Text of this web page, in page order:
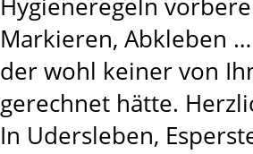
Markieren, Abkleben
der wohl keiner von
gerechnet hätte.
In Udersleben,